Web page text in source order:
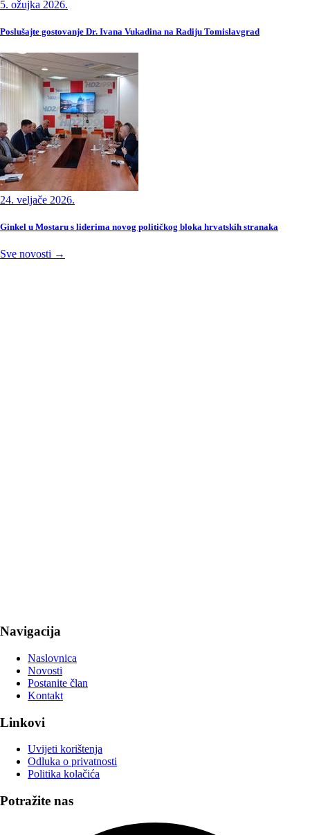
5. ožujka 2026.
Poslušajte gostovanje Dr. Ivana Vukadina na Radiju Tomislavgrad
24. veljače 2026.
Ginkel u Mostaru s liderima novog političkog bloka hrvatskih stranaka
Sve novosti →
Navigacija
Naslovnica
Novosti
Postanite član
Kontakt
Linkovi
Uvijeti korištenja
Odluka o privatnosti
Politika kolačića
Potražite nas